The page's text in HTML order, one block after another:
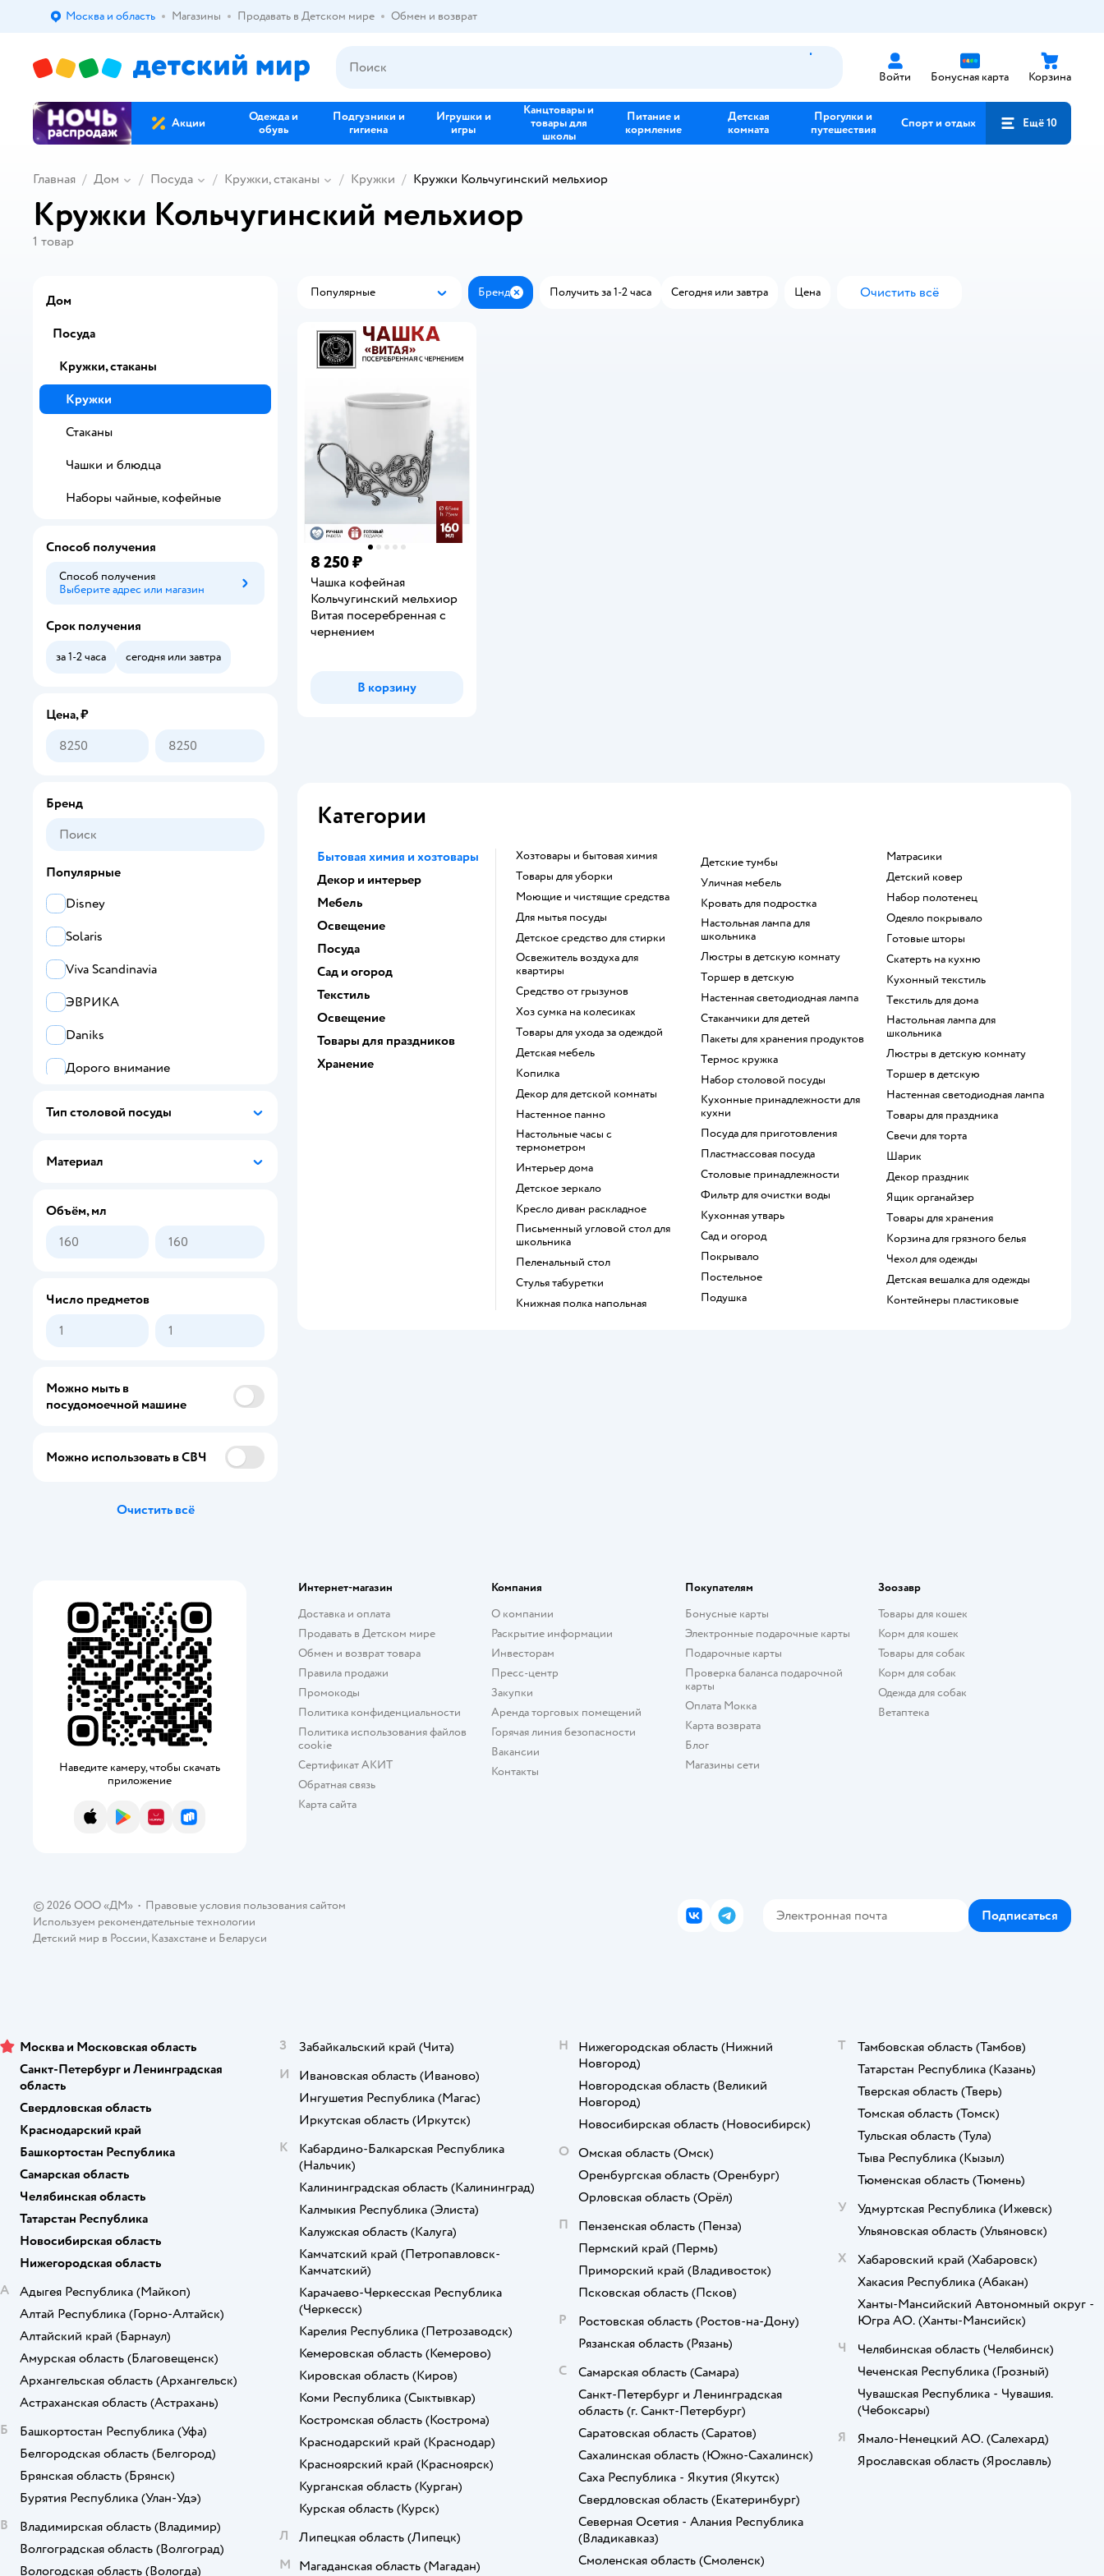
Выбор адреса доставки.
Москва и область Магазины Продавать в Детском мире Обмен и возврат
Войти Бонусная карта Корзина
Акции
Одежда и
обувь
Подгузники и
гигиена
Игрушки и
игры
Канцтовары и
товары для
школы
Питание и
кормление
Детская
комната
Прогулки и
путешествия
Спорт и отдых Ещё 10
Главная Дом Посуда Кружки, стаканы Кружки Кружки Кольчугинский мельхиор
Кружки Кольчугинский мельхиор
1 товар
Популярные
Популярные Бренд ЗакрытьПолучить за 1-2 часа Сегодня или завтра Цена Очистить всё
8 250 ₽
Чашка кофейная
Кольчугинский мельхиор
Витая посеребренная с
чернением
В корзину
Категории
Бытовая химия и хозтовары
Декор и интерьер
Мебель
Освещение
Посуда
Сад и огород
Текстиль
Освещение
Товары для праздников
Хранение
Хозтовары и бытовая химия
Товары для уборки
моющие и чистящие средства
для мытья посуды
детское средство для стирки
освежитель воздуха для
квартиры
средство от грызунов
хоз сумка на колесиках
Товары для ухода за одеждой
Детская мебель
Копилка
Декор для детской комнаты
Настенное панно
Настольные часы с
термометром
Интерьер дома
Детское зеркало
Кресло диван раскладное
Письменный угловой стол для
школьника
Пеленальный стол
Стулья табуретки
Книжная полка напольная
Детские тумбы
Уличная мебель
Кровать для подростка
Настольная лампа для
школьника
Люстры в детскую комнату
Торшер в детскую
Настенная светодиодная лампа
Стаканчики для детей
Пакеты для хранения продуктов
Термос кружка
Набор столовой посуды
Кухонные принадлежности для
кухни
Посуда для приготовления
Пластмассовая посуда
Столовые принадлежности
Фильтр для очистки воды
Кухонная утварь
Сад и огород
Покрывало
Постельное
Подушка
Матрасики
Детский ковер
Набор полотенец
Одеяло покрывало
Готовые шторы
Скатерть на кухню
Кухонный текстиль
Текстиль для дома
Настольная лампа для
школьника
Люстры в детскую комнату
Торшер в детскую
Настенная светодиодная лампа
Товары для праздника
Свечи для торта
Шарик
Декор праздник
Ящик органайзер
Товары для хранения
Корзина для грязного белья
Чехол для одежды
Детская вешалка для одежды
Контейнеры пластиковые
Дом
Посуда
Кружки, стаканы
Кружки
Стаканы
Чашки и блюдца
Наборы чайные, кофейные
Способ получения
Способ получения
Выберите адрес или магазин
Способ получения
Срок получения
за 1-2 часа сегодня или завтра
Цена, ₽
Бренд
Популярные
Disney
Solaris
Viva Scandinavia
ЭВРИКА
Daniks
Дорого внимание
MARTA
Все
ABYStyle
BergHOFF
Daniks
IDiland
KIMBERLY
MAGISTRO
MARTA
Miland
OLAFF
Qwerty
Viva Scandinavia
World of Tanks
Доляна
Дорого внимание
ё
ЭВРИКА
Тип столовой посуды
Материал
Объём, мл
Число предметов
Можно мыть в
посудомоечной машине
Можно использовать в СВЧ
Очистить всё
Наведите камеру, чтобы скачать
приложение
App StoreGoogle Play
AppGallery
RuStore
Интернет-магазин
Доставка и оплата
Продавать в Детском мире
Обмен и возврат товара
Правила продажи
Промокоды
Политика конфиденциальности
Политика использования файлов
cookie
Сертификат АКИТ
Обратная связь
Карта сайта
Компания
О компании
Раскрытие информации
Инвесторам
Пресс-центр
Закупки
Аренда торговых помещений
Горячая линия безопасности
Вакансии
Контакты
Покупателям
Бонусные карты
Электронные подарочные карты
Подарочные карты
Проверка баланса подарочной
карты
Оплата Мокка
Карта возврата
Блог
Магазины сети
Зоозавр
Товары для кошек
Корм для кошек
Товары для собак
Корм для собак
Одежда для собак
Ветаптека
© 2026 ООО «ДМ» • Правовые условия пользования сайтом
Используем рекомендательные технологии
Детский мир в России,Казахстане и Беларуси
ВКонтактеTelegram Подписаться
Москва и Московская область
Санкт-Петербург и Ленинградская
область
Свердловская область
Краснодарский край
Башкортостан Республика
Самарская область
Челябинская область
Татарстан Республика
Новосибирская область
Нижегородская область
А
Адыгея Республика (Майкоп)
Алтай Республика (Горно-Алтайск)
Алтайский край (Барнаул)
Амурская область (Благовещенск)
Архангельская область (Архангельск)
Астраханская область (Астрахань)
Б
Башкортостан Республика (Уфа)
Белгородская область (Белгород)
Брянская область (Брянск)
Бурятия Республика (Улан-Удэ)
В
Владимирская область (Владимир)
Волгоградская область (Волгоград)
Вологодская область (Вологда)
З Забайкальский край (Чита)
И
Ивановская область (Иваново)
Ингушетия Республика (Магас)
Иркутская область (Иркутск)
К
Кабардино-Балкарская Республика
(Нальчик)
Калининградская область (Калининград)
Калмыкия Республика (Элиста)
Калужская область (Калуга)
Камчатский край (Петропавловск-
Камчатский)
Карачаево-Черкесская Республика
(Черкесск)
Карелия Республика (Петрозаводск)
Кемеровская область (Кемерово)
Кировская область (Киров)
Коми Республика (Сыктывкар)
Костромская область (Кострома)
Краснодарский край (Краснодар)
Красноярский край (Красноярск)
Курганская область (Курган)
Курская область (Курск)
Л
Липецкая область (Липецк)
М Магаданская область (Магадан)
Н Нижегородская область (Нижний
Новгород)
Новгородская область (Великий
Новгород)
Новосибирская область (Новосибирск)
О Омская область (Омск)
Оренбургская область (Оренбург)
Орловская область (Орёл)
П
Пензенская область (Пенза)
Пермский край (Пермь)
Приморский край (Владивосток)
Псковская область (Псков)
Р
Ростовская область (Ростов-на-Дону)
Рязанская область (Рязань)
С
Самарская область (Самара)
Санкт-Петербург и Ленинградская
область (г. Санкт-Петербург)
Саратовская область (Саратов)
Сахалинская область (Южно-Сахалинск)
Саха Республика - Якутия (Якутск)
Свердловская область (Екатеринбург)
Северная Осетия - Алания Республика
(Владикавказ)
Смоленская область (Смоленск)
Т Тамбовская область (Тамбов)
Татарстан Республика (Казань)
Тверская область (Тверь)
Томская область (Томск)
Тульская область (Тула)
Тыва Республика (Кызыл)
Тюменская область (Тюмень)
У
Удмуртская Республика (Ижевск)
Ульяновская область (Ульяновск)
Х
Хабаровский край (Хабаровск)
Хакасия Республика (Абакан)
Ханты-Мансийский Автономный округ -
Югра АО. (Ханты-Мансийск)
Ч
Челябинская область (Челябинск)
Чеченская Республика (Грозный)
Чувашская Республика - Чувашия.
(Чебоксары)
Я
Ямало-Ненецкий АО. (Салехард)
Ярославская область (Ярославль)